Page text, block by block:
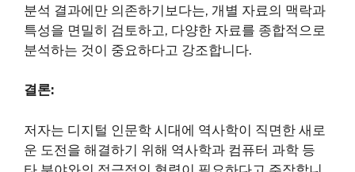
분석 결과에만 의존하기보다는, 개별 자료의 맥락과
특성을 면밀히 검토하고, 다양한 자료를 종합적으로
분석하는 것이 중요하다고 강조합니다.
결론:
저자는 디지털 인문학 시대에 역사학이 직면한 새로
운 도전을 해결하기 위해 역사학과 컴퓨터 과학 등